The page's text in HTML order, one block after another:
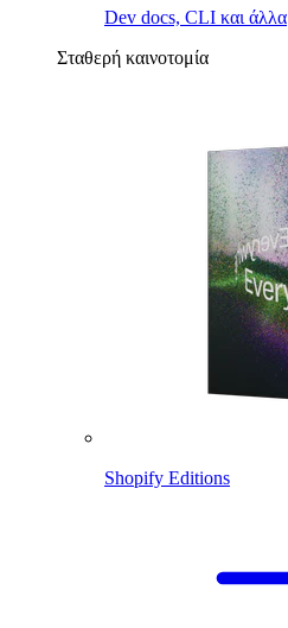
Dev docs, CLI και άλλα
Σταθερή καινοτομία
Shopify Editions